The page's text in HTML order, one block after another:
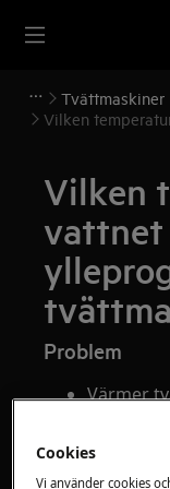
Tvättmaskiner
Vilken
Vilken
vattnet
Problem
Värmer
Gäller
Cookies
Vi använder cookies